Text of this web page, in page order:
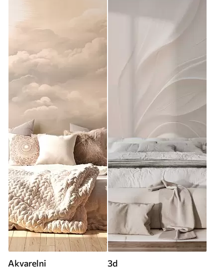
Akvarelni 3d